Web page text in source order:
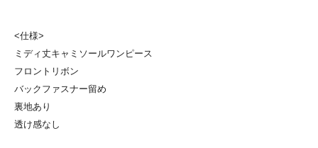
<仕様>
ミディ丈キャミソールワンピース
フロントリボン
バックファスナー留め
裏地あり
透け感なし